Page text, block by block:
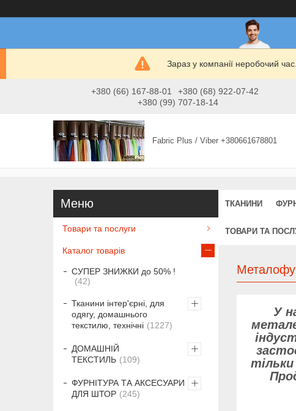
Зараз у компанії неробочий
+380 (66) 167-88-01
+380 (68) 922-07-42
+380 (99) 707-18-14
Fabric Plus / Viber +380661678801
ТКАНИНИ
ТОВАРИ ТА
У
Товари та послуги
Каталог товарів
СУПЕР ЗНИЖКИ до 50% !
42
Тканини інтер'єрні, для
одягу, домашнього
текстилю, технічні
1227
ДОМАШНІЙ
ТЕКСТИЛЬ
109
ФУРНІТУРА ТА АКСЕСУАРИ
ДЛЯ ШТОР
245